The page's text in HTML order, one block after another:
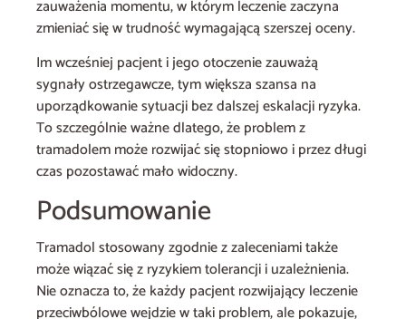
zauważenia momentu, w którym leczenie zaczyna
zmieniać się w trudność wymagającą szerszej oceny.
Im wcześniej pacjent i jego otoczenie zauważą
sygnały ostrzegawcze, tym większa szansa na
uporządkowanie sytuacji bez dalszej eskalacji ryzyka.
To szczególnie ważne dlatego, że problem z
tramadolem może rozwijać się stopniowo i przez długi
czas pozostawać mało widoczny.
Podsumowanie
Tramadol stosowany zgodnie z zaleceniami także
może wiązać się z ryzykiem tolerancji i uzależnienia.
Nie oznacza to, że każdy pacjent rozwijający leczenie
przeciwbólowe wejdzie w taki problem, ale pokazuje,